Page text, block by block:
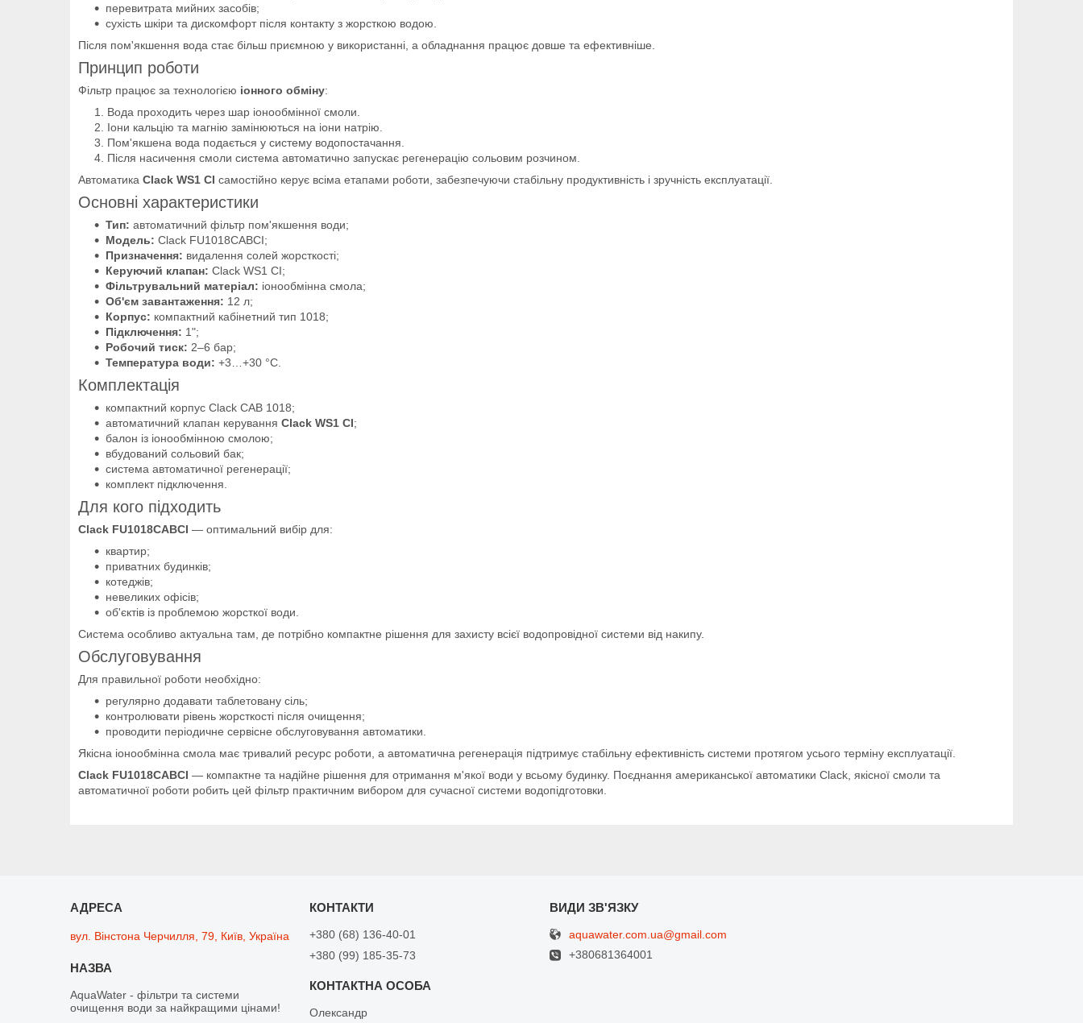
перевитрата мийних засобів;
сухість шкіри та дискомфорт після контакту з жорсткою водою.
Після пом'якшення вода стає більш приємною у використанні, а обладнання працює довше та ефективніше.
Принцип роботи
Фільтр працює за технологією іонного обміну:
Вода проходить через шар іонообмінної смоли.
Іони кальцію та магнію замінюються на іони натрію.
Пом'якшена вода подається у систему водопостачання.
Після насичення смоли система автоматично запускає регенерацію сольовим розчином.
Автоматика Clack WS1 CI самостійно керує всіма етапами роботи, забезпечуючи стабільну продуктивність і зручність експлуатації.
Основні характеристики
Тип: автоматичний фільтр пом'якшення води;
Модель: Clack FU1018CABCI;
Призначення: видалення солей жорсткості;
Керуючий клапан: Clack WS1 CI;
Фільтрувальний матеріал: іонообмінна смола;
Об'єм завантаження: 12 л;
Корпус: компактний кабінетний тип 1018;
Підключення: 1";
Робочий тиск: 2–6 бар;
Температура води: +3…+30 °C.
Комплектація
компактний корпус Clack CAB 1018;
автоматичний клапан керування Clack WS1 CI;
балон із іонообмінною смолою;
вбудований сольовий бак;
система автоматичної регенерації;
комплект підключення.
Для кого підходить
Clack FU1018CABCI — оптимальний вибір для:
квартир;
приватних будинків;
котеджів;
невеликих офісів;
об'єктів із проблемою жорсткої води.
Система особливо актуальна там, де потрібно компактне рішення для захисту всієї водопровідної системи від накипу.
Обслуговування
Для правильної роботи необхідно:
регулярно додавати таблетовану сіль;
контролювати рівень жорсткості після очищення;
проводити періодичне сервісне обслуговування автоматики.
Якісна іонообмінна смола має тривалий ресурс роботи, а автоматична регенерація підтримує стабільну ефективність системи протягом усього терміну експлуатації.
Clack FU1018CABCI — компактне та надійне рішення для отримання м'якої води у всьому будинку. Поєднання американської автоматики Clack, якісної смоли та
автоматичної роботи робить цей фільтр практичним вибором для сучасної системи водопідготовки.
вул. Вінстона Черчилля, 79, Київ, Україна
AquaWater - фільтри та системи
очищення води за найкращими цінами!
+380 (68) 136-40-01
+380 (99) 185-35-73
Олександр
aquawater.com.ua@gmail.com
+380681364001